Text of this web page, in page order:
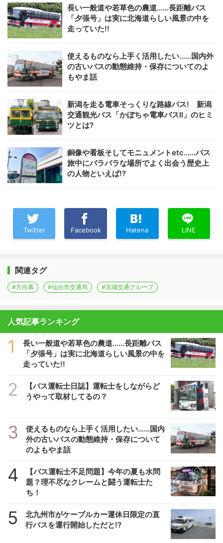
長い一般道や若草色の農道……長距離バス
「夕張号」は実に北海道らしい風景の中を
走っていた!!
使えるものなら上手く活用したい……国内外
の古いバスの動態維持・保存についてのよ
もやま話
新潟を走る電車そっくりな路線バス! 新潟
交通観光バス「かぼちゃ電車バスII」のヒミ
ツとは?
銅像や看板そしてモニュメントetc……バス
旅中にバラバラな場所でよく出会う歴史上
の人物といえば!?
Twitter Facebook Hatena LINE
関連タグ
#方向幕 #仙台市交通局 #宮城交通グループ
人気記事ランキング
1
長い一般道や若草色の農道……長距離バス
「夕張号」は実に北海道らしい風景の中を
走っていた!!
2
【バス運転士日誌】運転士をしながらど
うやって取材してるの？
3
使えるものなら上手く活用したい……国内
外の古いバスの動態維持・保存について
のよもやま話
4
【バス運転士不足問題】今年の夏も水問
題？理不尽なクレームと闘う運転士た
ち！
5
北九州市がケーブルカー運休日限定の直
行バスを運行開始しただと!?